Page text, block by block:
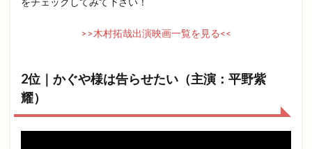
>>木村拓哉出演映画一覧を見る<<
2位｜かぐや様は告らせたい（主演：平野紫
耀）